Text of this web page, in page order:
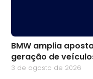
BMW amplia
geração de
3 de agosto de 2026